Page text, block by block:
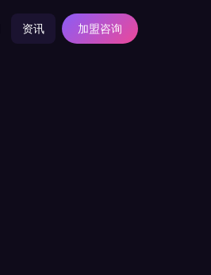
资讯 加盟咨询